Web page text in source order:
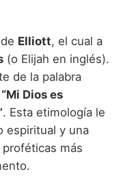
Elliott, el cual a
(o Elijah en inglés).
de la palabra
“Mi Dios es
. Esta etimología le
espiritual y una
más